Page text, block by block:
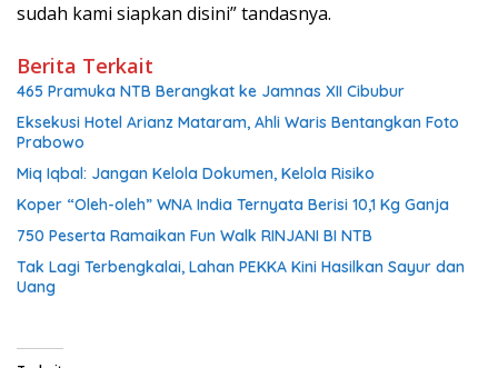
sudah kami siapkan disini” tandasnya.
Berita Terkait
465 Pramuka NTB Berangkat ke Jamnas XII Cibubur
Eksekusi Hotel Arianz Mataram, Ahli Waris Bentangkan Foto
Prabowo
Miq Iqbal: Jangan Kelola Dokumen, Kelola Risiko
Koper “Oleh-oleh” WNA India Ternyata Berisi 10,1 Kg Ganja
750 Peserta Ramaikan Fun Walk RINJANI BI NTB
Tak Lagi Terbengkalai, Lahan PEKKA Kini Hasilkan Sayur dan
Uang